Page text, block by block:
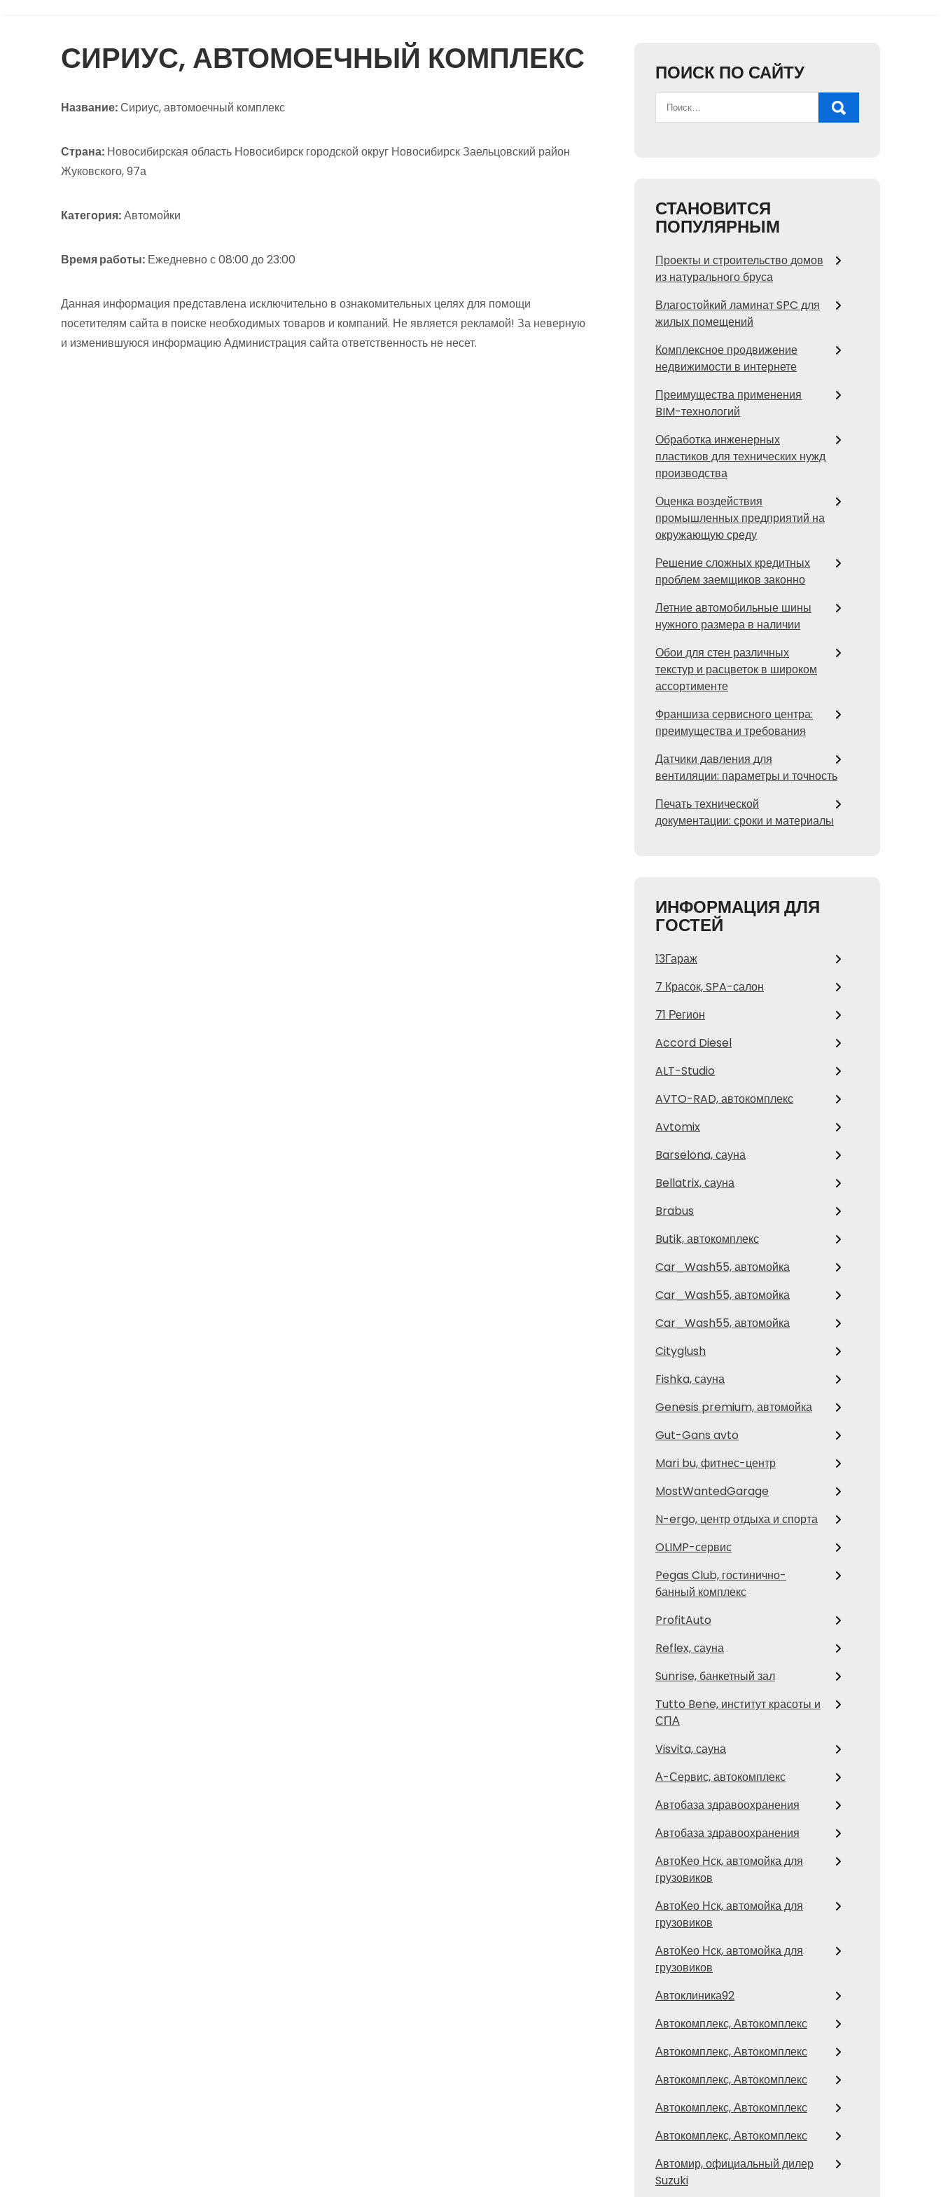
СИРИУС, АВТОМОЕЧНЫЙ КОМПЛЕКС
Название:Сириус, автомоечный комплекс
Страна: Новосибирская область Новосибирск городской округ Новосибирск Заельцовский район
Жуковского, 97а
Категория:Автомойки
Время работы: Ежедневно с 08:00 до 23:00
Данная информация представлена исключительно в ознакомительных целях для помощи
посетителям сайта в поиске необходимых товаров и компаний. Не является рекламой! За неверную
и изменившуюся информацию Администрация сайта ответственность не несет.
ПОИСК ПО САЙТУ
СТАНОВИТСЯ
ПОПУЛЯРНЫМ
Проекты и строительство домов
из натурального бруса
Влагостойкий ламинат SPC для
жилых помещений
Комплексное продвижение
недвижимости в интернете
Преимущества применения
BIM-технологий
Обработка инженерных
пластиков для технических нужд
производства
Оценка воздействия
промышленных предприятий на
окружающую среду
Решение сложных кредитных
проблем заемщиков законно
Летние автомобильные шины
нужного размера в наличии
Обои для стен различных
текстур и расцветок в широком
ассортименте
Франшиза сервисного центра:
преимущества и требования
Датчики давления для
вентиляции: параметры и точность
Печать технической
документации: сроки и материалы
ИНФОРМАЦИЯ ДЛЯ
ГОСТЕЙ
13Гараж
7 Красок, SPA-салон
71 Регион
Accord Diesel
ALT-Studio
AVTO-RAD, автокомплекс
Avtomix
Barselona, сауна
Bellatrix, сауна
Brabus
Butik, автокомплекс
Car_Wash55, автомойка
Car_Wash55, автомойка
Car_Wash55, автомойка
Cityglush
Fishka, сауна
Genesis premium, автомойка
Gut-Gans avto
Mari bu, фитнес-центр
MostWantedGarage
N-ergo, центр отдыха и спорта
OLIMP-сервис
Pegas Club, гостинично-
банный комплекс
ProfitAuto
Reflex, сауна
Sunrise, банкетный зал
Tutto Bene, институт красоты и
СПА
Visvita, сауна
А-Сервис, автокомплекс
Автобаза здравоохранения
Автобаза здравоохранения
АвтоКео Нск, автомойка для
грузовиков
АвтоКео Нск, автомойка для
грузовиков
АвтоКео Нск, автомойка для
грузовиков
Автоклиника92
Автокомплекс, Автокомплекс
Автокомплекс, Автокомплекс
Автокомплекс, Автокомплекс
Автокомплекс, Автокомплекс
Автокомплекс, Автокомплекс
Автомир, официальный дилер
Suzuki